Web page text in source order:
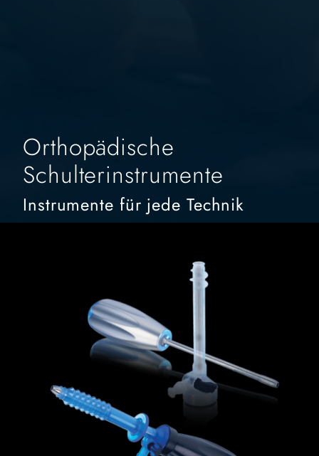
Orthopädische
Schulterinstrumente
Instrumente für jede Technik